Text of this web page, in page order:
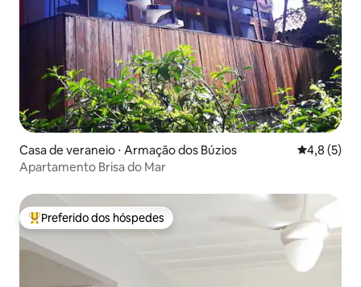
Casa de veraneio ⋅ Armação dos Búzios 4,8 de
4,8 (5)
Apartamento Brisa do Mar
Entre os melhores preferidos dos hóspedes
Preferido dos hóspedes